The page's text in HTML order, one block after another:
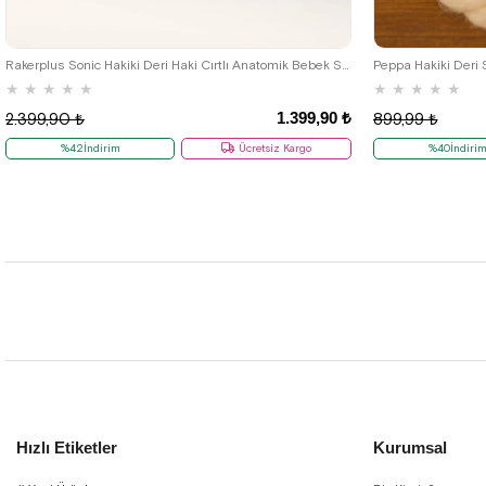
★ ★ ★ ★ ★
1.399,90 ₺
2.399,90 ₺
%42İndirim Ücretsiz Kargo
Peppa Hakiki Deri
★ ★ ★ ★ ★
899,99 ₺
%40İndirim
Hızlı Etiketler Kurumsal